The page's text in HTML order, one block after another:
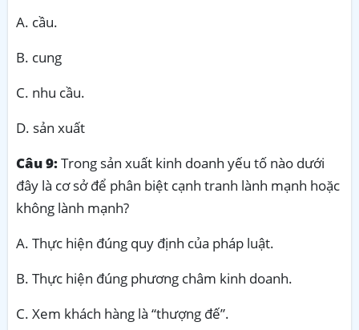
A. cầu.
B. cung
C. nhu cầu.
D. sản xuất
Câu 9:Trong sản xuất kinh doanh yếu tố nào dưới
đây là cơ sở để phân biệt cạnh tranh lành mạnh hoặc
không lành mạnh?
A. Thực hiện đúng quy định của pháp luật.
B. Thực hiện đúng phương châm kinh doanh.
C. Xem khách hàng là “thượng đế”.